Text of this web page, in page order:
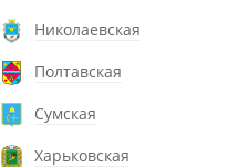
Николаевская
Полтавская
Сумская
Харьковская